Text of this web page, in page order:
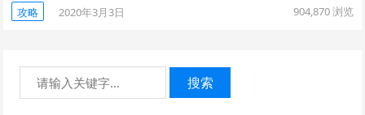
攻略 2020年3月3日 904,870浏览
搜索